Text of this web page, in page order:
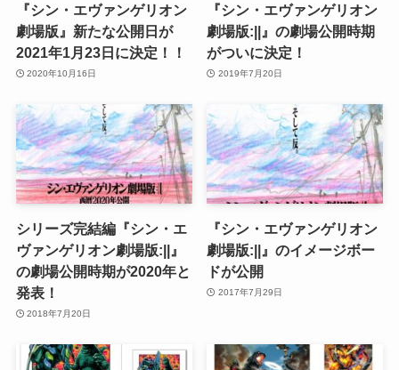
『シン・エヴァンゲリオン
劇場版』新たな公開日が
2021年1月23日に決定！！
2020年10月16日
『シン・エヴァンゲリオン
劇場版:||』の劇場公開時期
がついに決定！
2019年7月20日
シリーズ完結編『シン・エ
ヴァンゲリオン劇場版:||』
の劇場公開時期が2020年と
発表！
2018年7月20日
『シン・エヴァンゲリオン
劇場版:||』のイメージボー
ドが公開
2017年7月29日